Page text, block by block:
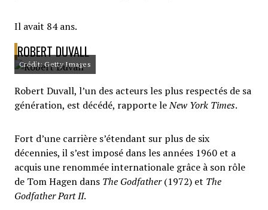
Il avait 84 ans.
ROBERT DUVALL
Crédit: Getty Images
Robert Duvall, l’un des acteurs les plus respectés de sa
génération, est décédé, rapporte leNew York Times.
Fort d’une carrière s’étendant sur plus de six
décennies, il s’est imposé dans les années 1960 et a
acquis une renommée internationale grâce à son rôle
de Tom Hagen dans The Godfather(1972) et The
Godfather Part II.